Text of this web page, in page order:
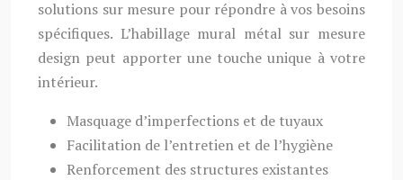
solutions sur mesure pour répondre à vos besoins
spécifiques. L’habillage mural métal sur mesure
design peut apporter une touche unique à votre
intérieur.
Masquage d’imperfections et de tuyaux
Facilitation de l’entretien et de l’hygiène
Renforcement des structures existantes